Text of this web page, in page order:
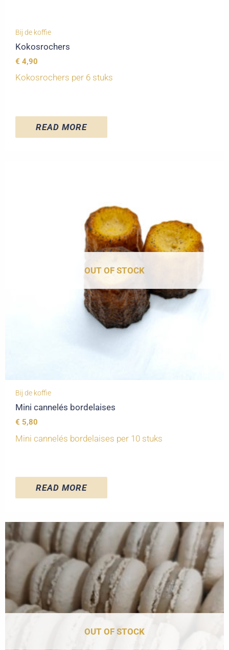
Bij de koffie
Kokosrochers
€ 4,90
Kokosrochers per 6 stuks
READ MORE
OUT OF STOCK
Bij de koffie
Mini cannelés bordelaises
€ 5,80
Mini cannelés bordelaises per 10 stuks
READ MORE
OUT OF STOCK